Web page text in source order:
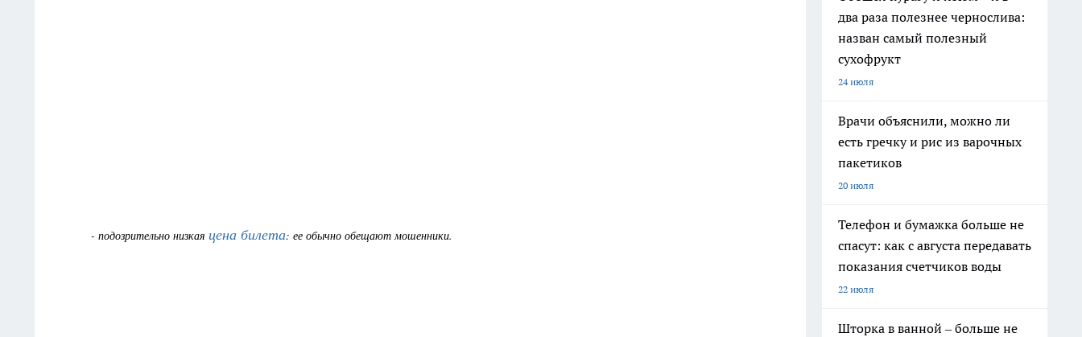
- подозрительно низкая цена билета: ее обычно обещают мошенники.
два раза полезнее чернослива:
назван самый полезный
сухофрукт
24 июля
Врачи объяснили, можно ли
есть гречку и рис из варочных
пакетиков
20 июля
Телефон и бумажка больше не
спасут: как с августа передавать
показания счетчиков воды
22 июля
Шторка в ванной – больше не